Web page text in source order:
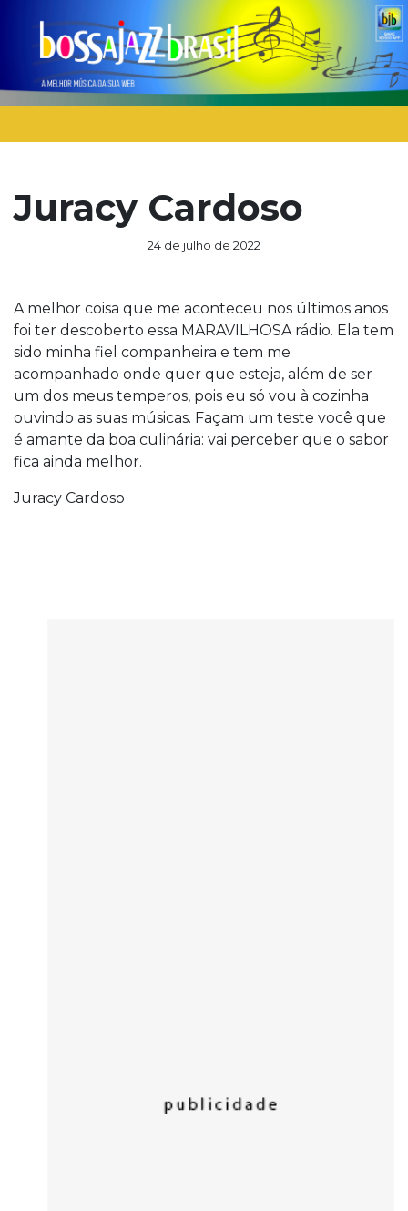
Juracy Cardoso
24 de julho de 2022
A melhor coisa que me aconteceu nos últimos anos
foi ter descoberto essa MARAVILHOSA rádio. Ela tem
sido minha fiel companheira e tem me
acompanhado onde quer que esteja, além de ser
um dos meus temperos, pois eu só vou à cozinha
ouvindo as suas músicas. Façam um teste você que
é amante da boa culinária: vai perceber que o sabor
fica ainda melhor.
Juracy Cardoso